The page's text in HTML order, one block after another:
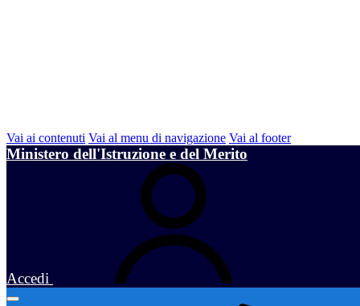
Vai ai contenuti Vai al menu di navigazione Vai al footer
Ministero dell'Istruzione e del Merito
Accedi